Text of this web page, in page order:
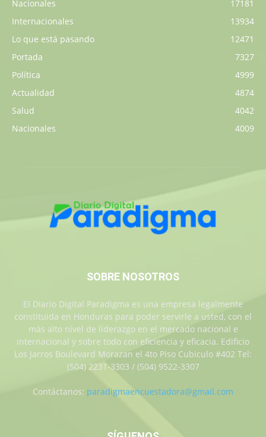
Nacionales
17181
Internacionales
13934
Lo que está pasando
12471
Portada
7327
Política
4999
Actualidad
4874
Salud
4042
Nacionales
4009
SOBRE NOSOTROS
El Diario Digital Paradigma es una empresa legalmente
constituida en Honduras para poder servirle a usted, con el
más alto nivel de liderazgo en el mercado nacional e
internacional y sobre todo con eficiencia y eficacia. Edificio
Los Jarros Boulevard Morazan el 4to Piso Cubiculo #402 Tel:
(504) 2231-3303 / (504) 9522-3307
Contáctanos: paradigmaencuestadora@gmail.com